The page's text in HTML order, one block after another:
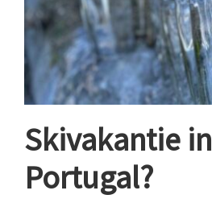
Skivakantie in
Portugal?